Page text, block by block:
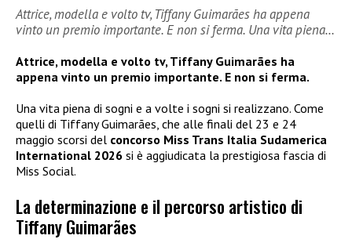
Attrice, modella e volto tv, Tiffany Guimarães ha appena
vinto un premio importante. E non si ferma. Una vita piena…
Attrice, modella e volto tv, Tiffany Guimarães ha
appena vinto un premio importante. E non si ferma.
Una vita piena di sogni e a volte i sogni si realizzano. Come
quelli di Tiffany Guimarães, che alle finali del 23 e 24
maggio scorsi del concorso Miss Trans Italia Sudamerica
International 2026 si è aggiudicata la prestigiosa fascia di
Miss Social.
La determinazione e il percorso artistico di
Tiffany Guimarães